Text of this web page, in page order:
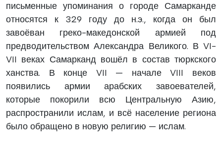
письменные упоминания о городе Самарканде
относятся к 329 году до н.э., когда он был
завоёван греко-македонской армией под
предводительством Александра Великого. В VI-
VII веках Самарканд вошёл в состав тюркского
ханства. В конце VII — начале VIII веков
появились армии арабских завоевателей,
которые покорили всю Центральную Азию,
распространили ислам, и всё население региона
было обращено в новую религию — ислам.